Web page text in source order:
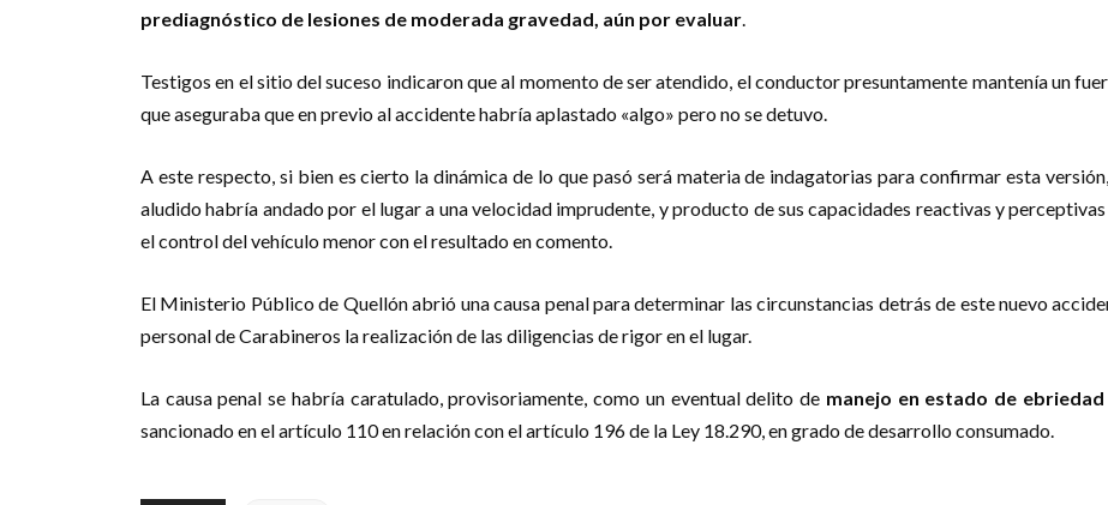
prediagnóstico de lesiones de moderada gravedad, aún por evaluar.
Testigos en el sitio del suceso indicaron que al momento de ser atendido, el conductor presuntamente mantenía un
que aseguraba que en previo al accidente habría aplastado «algo» pero no se detuvo.
A este respecto, si bien es cierto la dinámica de lo que pasó será materia de indagatorias para confirmar esta
aludido habría andado por el lugar a una velocidad imprudente, y producto de sus capacidades reactivas y
el control del vehículo menor con el resultado en comento.
El Ministerio Público de Quellón abrió una causa penal para determinar las circunstancias detrás de este nuevo
personal de Carabineros la realización de las diligencias de rigor en el lugar.
La causa penal se habría caratulado, provisoriamente, como un eventual delito de manejo en estado de
sancionado en el artículo 110 en relación con el artículo 196 de la Ley 18.290, en grado de desarrollo consumado.